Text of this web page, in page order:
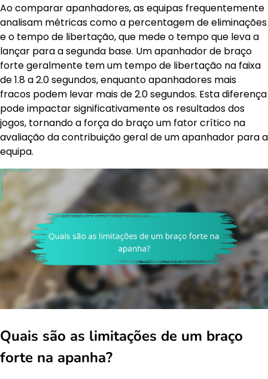
Ao comparar apanhadores, as equipas frequentemente
analisam métricas como a percentagem de eliminações
e o tempo de libertação, que mede o tempo que leva a
lançar para a segunda base. Um apanhador de braço
forte geralmente tem um tempo de libertação na faixa
de 1.8 a 2.0 segundos, enquanto apanhadores mais
fracos podem levar mais de 2.0 segundos. Esta diferença
pode impactar significativamente os resultados dos
jogos, tornando a força do braço um fator crítico na
avaliação da contribuição geral de um apanhador para a
equipa.
Quais são as limitações de um braço
forte na apanha?